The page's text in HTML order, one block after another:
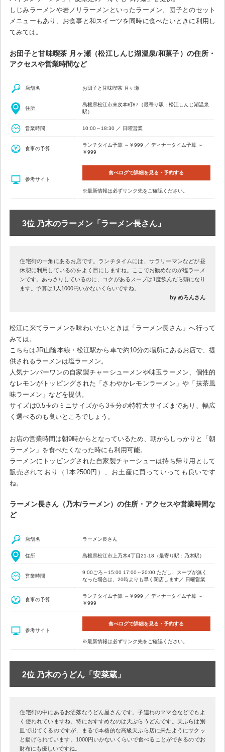
しじみラーメンや岩ノリラーメンといったラーメン、団子とのセット
メニューもあり、お食事と和スイーツを同時に食べたいときに利用し
てみては。
お団子と甘味喫茶 月ヶ瀬（松江しんじ湖温泉/和菓子）の住所・
アクセスや営業時間など
店舗名 お団子と甘味喫茶 月ヶ瀬
住所
島根県松江市末次本町87（最寄り駅：松江しんじ湖温泉
駅）
営業時間 10:00～18:30 ／ 日曜営業
食事の予算
ランチタイム予算 ～￥999 ／ ディナータイム予算 ～
￥999
参考サイト
食べログで詳細を見る・予約する
※最新情報は必ずリンク先をご確認ください。
3位 乃木のラーメン「ラーメン長さん」
住宅街の一角にあるお店です。ランチタイムには、サラリーマンなどが昼
休憩に利用しているのをよく目にしますね。ここでお勧めなのが塩ラーメ
ンです。あっさりしているのに、コクがあるスープは1度飲んだら癖になり
ます。予算は1人1000円いかないくらいですね。
by めろんさん
松江に来てラーメンを味わいたいときは「ラーメン長さん」へ行って
みては。
こちらはJR山陰本線・松江駅から車で約10分の場所にあるお店で、提
供されるラーメンは塩ラーメン。
人気ナンバーワンの自家製チャーシューメンや味玉ラーメン、個性的
なレモンがトッピングされた「さわやかレモンラーメン」や「抹茶風
味ラーメン」などを提供。
サイズは0.5玉のミニサイズから3玉分の特特大サイズまであり、幅広
く選べるのも良いところでしょう。
お店の営業時間は朝9時からとなっているため、朝からしっかりと「朝
ラーメン」を食べたくなった時にも利用可能。
ラーメンにトッピングされた自家製チャーシューは持ち帰り用として
販売されており（1本2500円）、お土産に買っていっても良いです
ね。
ラーメン長さん（乃木/ラーメン）の住所・アクセスや営業時間な
ど
店舗名 ラーメン長さん
住所 島根県松江市上乃木4丁目21-18（最寄り駅：乃木駅）
営業時間
9:00ごろ～15:00 17:00～20:00 ただし、スープが無く
なった場合は、20時よりも早く閉店します／ 日曜営業
食事の予算
ランチタイム予算 ～￥999 ／ ディナータイム予算 ～
￥999
参考サイト
食べログで詳細を見る・予約する
※最新情報は必ずリンク先をご確認ください。
2位 乃木のうどん「安菜蔵」
住宅街の中にあるお洒落なうどん屋さんです。子連れのママ会などでもよ
く使われていますね。特におすすめなのは天ぷらうどんです。天ぷらは別
皿で出てくるのですが、まるで本格的な高級天ぷら店に来たようにサクッ
と揚げられています。1000円いかないくらいで食べることができるのでお
財布にも優しいですね。